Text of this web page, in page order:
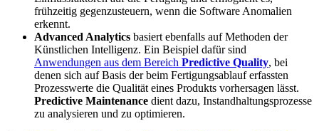
frühzeitig gegenzusteuern, wenn die Software Anomalien
erkennt.
Advanced Analytics basiert ebenfalls auf Methoden der
Künstlichen Intelligenz. Ein Beispiel dafür sind
Anwendungen aus dem Bereich Predictive Quality, bei
denen sich auf Basis der beim Fertigungsablauf erfassten
Prozesswerte die Qualität eines Produkts vorhersagen lässt.
Predictive Maintenance dient dazu, Instandhaltungsprozesse
zu analysieren und zu optimieren.